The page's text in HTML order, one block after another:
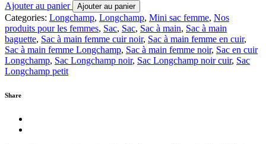
Ajouter au panier Ajouter au panier
Categories: Longchamp, Longchamp, Mini sac femme, Nos
produits pour les femmes, Sac, Sac, Sac à main, Sac à main
baguette, Sac à main femme cuir noir, Sac à main femme en cuir,
Sac à main femme Longchamp, Sac à main femme noir, Sac en cuir
Longchamp, Sac Longchamp noir, Sac Longchamp noir cuir, Sac
Longchamp petit
Share